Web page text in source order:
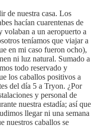
de nuestra casa. Los
hacían cuarentenas de
volaban a un aeropuerto a
teníamos que viajar a
en mi caso fueron ocho),
ni luz natural. Sumado a
todo reservado y
los caballos positivos a
del día 5 a Tryon. ¿Por
y personal de
nuestra estadía; así que
llegar ni una semana
nuestros caballos se